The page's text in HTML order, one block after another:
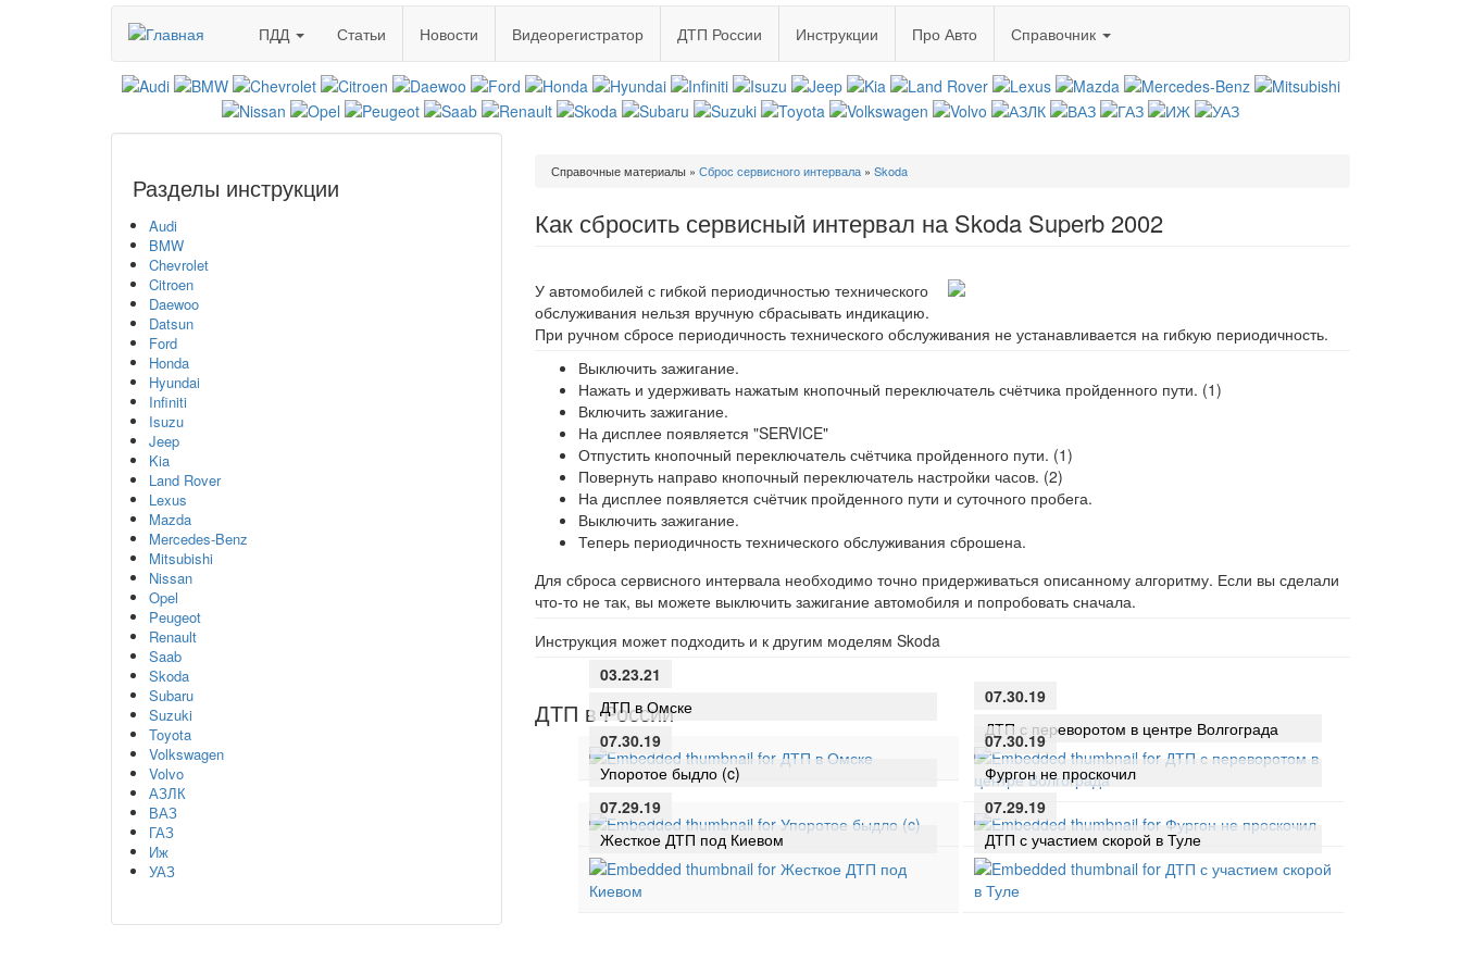
ПДД Статьи Новости Видеорегистратор ДТП России Инструкции Про Авто Справочник
Разделы инструкции
Audi
BMW
Chevrolet
Citroen
Daewoo
Datsun
Ford
Honda
Hyundai
Infiniti
Isuzu
Jeep
Kia
Land Rover
Lexus
Mazda
Mercedes-Benz
Mitsubishi
Nissan
Opel
Peugeot
Renault
Saab
Skoda
Subaru
Suzuki
Toyota
Volkswagen
Volvo
АЗЛК
ВАЗ
ГАЗ
Иж
УАЗ
Вы
Справочные материалы » Сброс сервисного интервала » Skoda
Как сбросить сервисный интервал на Skoda Superb 2002
У автомобилей с гибкой периодичностью технического
обслуживания нельзя вручную сбрасывать индикацию.
При ручном сбросе периодичность технического обслуживания не устанавливается на гибкую периодичность.
Выключить зажигание.
Нажать и удерживать нажатым кнопочный переключатель счётчика пройденного пути. (1)
Включить зажигание.
На дисплее появляется "SERVICE"
Отпустить кнопочный переключатель счётчика пройденного пути. (1)
Повернуть направо кнопочный переключатель настройки часов. (2)
На дисплее появляется счётчик пройденного пути и суточного пробега.
Выключить зажигание.
Теперь периодичность технического обслуживания сброшена.
Для сброса сервисного интервала необходимо точно придерживаться описанному алгоритму. Если вы сделали
что-то не так, вы можете выключить зажигание автомобиля и попробовать сначала.
Инструкция может подходить и к другим моделям Skoda
ДТП в России
03.23.21
ДТП в Омске
07.30.19
ДТП с переворотом в центре Волгограда
07.30.19
Упоротое быдло (c)
07.30.19
Фургон не проскочил
07.29.19
Жесткое ДТП под Киевом
07.29.19
ДТП с участием скорой в Туле